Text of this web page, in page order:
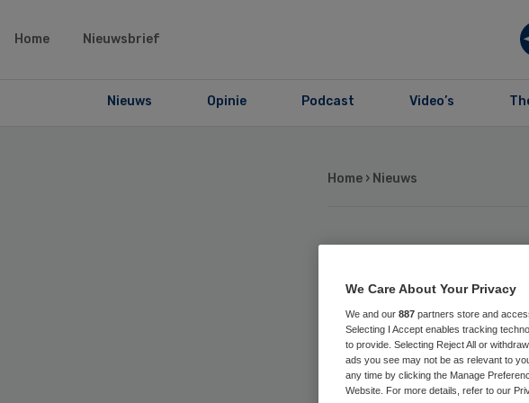
Home Nieuwsbrief
Nieuws Opinie Podcast Video’s
Home › Nieuws
‘Jouw
brons
We Care About Your Privacy
We and our 887 partners store and
Selecting I Accept enables tracking
to provide. Selecting Reject All or
ads you see may not be as relevant to
any time by clicking the Manage
Website. For more details, refer to our